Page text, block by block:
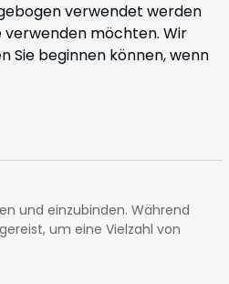
verwendet werden
verwenden möchten. Wir
Sie beginnen können, wenn
und einzubinden. Während
um eine Vielzahl von